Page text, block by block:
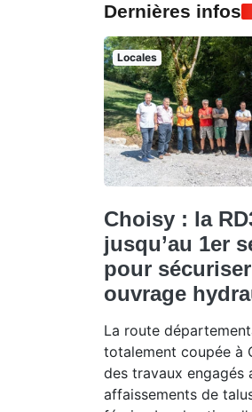
Dernières infos
Locales
Choisy : la
jusqu’au 1er
pour
ouvrage
La route
totalement coupée à
des travaux engagés
affaissements de